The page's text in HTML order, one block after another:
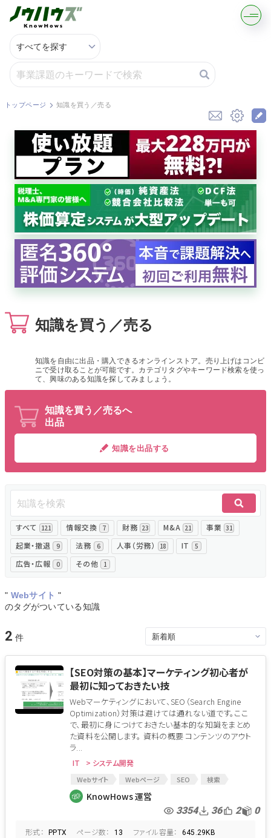
記事・コラムを読む
解決策を募集する
知識を買う／売る
契約書ひな型を探す
専門家に電話する
無料で株価を算定
資本政策を無料でお試し
無料でアンケート
匿名360°評価
ちょこっと相談とは？
新規会員登録
ログイン
トップページ 知識を買う／売る
知識を買う／売る
知識を自由に出品・購入できるオンラインストア。売り上げはコンビ
ニで受け取ることが可能です。カテゴリタグやキーワード検索を使っ
て、興味のある知識を探してみましょう。
知識を買う／売るへ
出品
知識を出品する
すべて 121 情報交換 7 財務 23 M&A 21 事業 31
起業・撤退 9 法務 6 人事（労務） 18 IT 5
広告・広報 0 その他 1
" Webサイト "
のタグがついている知識
2
【SEO対策の基本】マーケティング初心者が
最初に知っておきたい技
Webマーケティングにおいて、SEO（Search Engine
Optimization）対策は避けては通れない道です。ここ
で、最初に身につけておきたい基本的な知識をまとめ
た資料を公開します。 資料の概要 コンテンツのアウト
ラ...
IT > システム開発
Webサイト Webページ SEO
検索
広告
Web広告
KnowHows 運営
3354 36 2 0
形式： PPTX ページ数： 13 ファイル容量： 645.29KB